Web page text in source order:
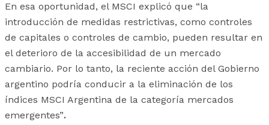
En esa oportunidad, el MSCI explicó que “la
introducción de medidas restrictivas, como controles
de capitales o controles de cambio, pueden resultar en
el deterioro de la accesibilidad de un mercado
cambiario. Por lo tanto, la reciente acción del Gobierno
argentino podría conducir a la eliminación de los
índices MSCI Argentina de la categoría mercados
emergentes”.